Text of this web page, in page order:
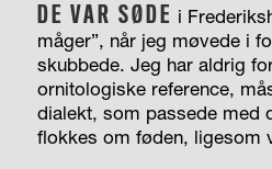
DE VAR SØDE i
måger”, når jeg møvede i
skubbede. Jeg har aldrig
ornitologiske reference,
dialekt, som passede med
flokkes om føden, ligesom